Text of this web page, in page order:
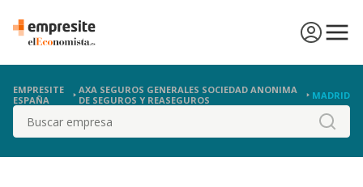
EMPRESITE
ESPAÑA
AXA SEGUROS GENERALES SOCIEDAD ANONIMA
DE SEGUROS Y REASEGUROS
MADRID
Buscar